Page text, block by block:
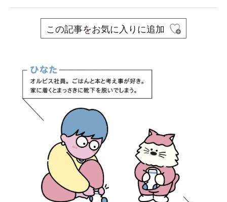
この記事をお気に入りに追加